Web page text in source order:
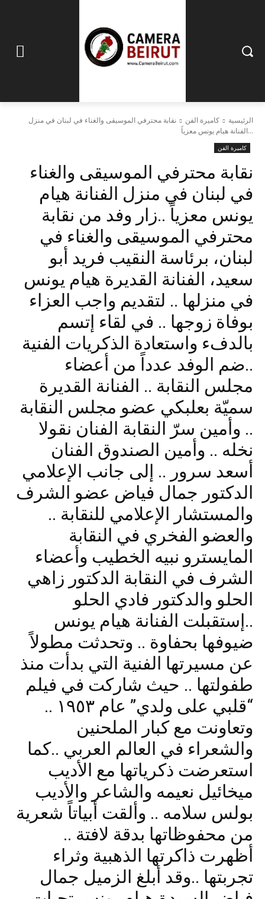
الرئيسية كاميرة الفن
نقابة محترفي الموسيقى والغناء في لبنان في منزل
الفنانة هيام يونس معزياً...
كاميرة الفن
نقابة محترفي الموسيقى والغناء
في لبنان في منزل الفنانة هيام
يونس معزياً ..زار وفد من نقابة
محترفي الموسيقى والغناء في
لبنان، برئاسة النقيب فريد أبو
سعيد، الفنانة القديرة هيام يونس
في منزلها .. لتقديم واجب العزاء
بوفاة زوجها .. في لقاء إتسم
بالدفء واستعادة الذكريات الفنية
..ضم الوفد عدداً من أعضاء
مجلس النقابة .. الفنانة القديرة
سميّة بعلبكي عضو مجلس النقابة
.. وأمين سرّ النقابة الفنان نقولا
نخله .. وأمين الصندوق الفنان
أسعد سرور .. إلى جانب الإعلامي
الدكتور جمال فياض عضو الشرف
والمستشار الإعلامي للنقابة ..
والعضو الفخري في النقابة
المايسترو نبيه الخطيب وأعضاء
الشرف في النقابة الدكتور زاهي
الحلو والدكتور فادي الحلو
..إستقبلت الفنانة هيام يونس
ضيوفها بحفاوة .. وتحدثت مطولاً
عن مسيرتها الفنية التي بدأت منذ
طفولتها .. حيث شاركت في فيلم
“قلبي على ولدي” عام ١٩٥٣ ..
وتعاونت مع كبار الملحنين
والشعراء في العالم العربي ..كما
استعرضت ذكرياتها مع الأديب
ميخائيل نعيمه والشاعر والأديب
بولس سلامه .. وألقت أبياتاً شعرية
من محفوظاتها بدقة لافتة ..
أظهرت ذاكرتها الذهبية وثراء
تجربتها ..وقد أبلغ الزميل جمال